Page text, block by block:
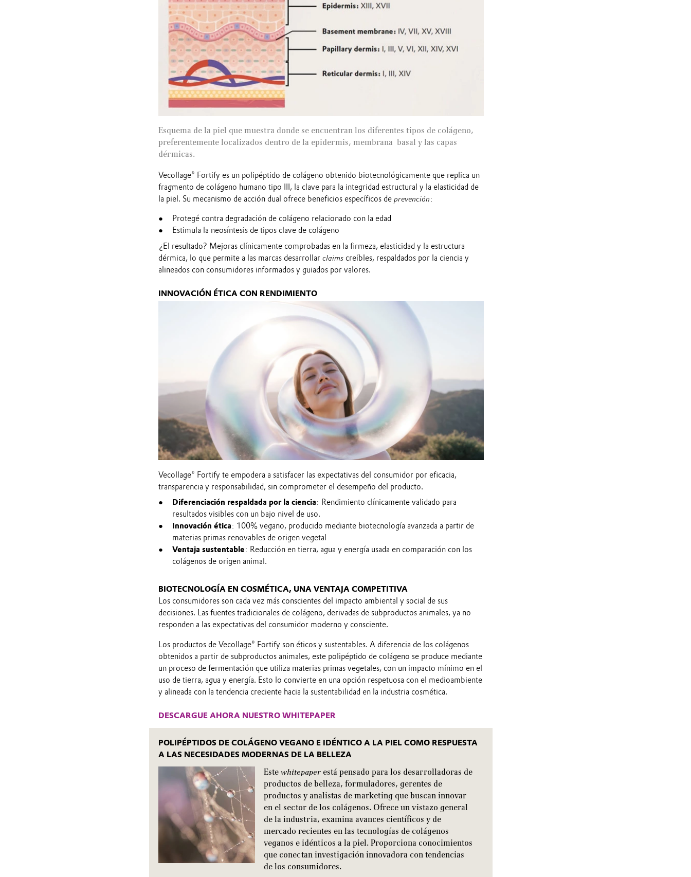
Esquema de la piel que muestra donde se encuentran los diferentes tipos de colágeno,
preferentemente localizados dentro de la epidermis, membrana basal y las capas
dérmicas.
Vecollage® Fortify es un polipéptido de colágeno obtenido biotecnológicamente que replica un
fragmento de colágeno humano tipo III, la clave para la integridad estructural y la elasticidad de
la piel. Su mecanismo de acción dual ofrece beneficios específicos de prevención:
Protegé contra degradación de colágeno relacionado con la edad
Estimula la neosíntesis de tipos clave de colágeno
¿El resultado? Mejoras clínicamente comprobadas en la firmeza, elasticidad y la estructura
dérmica, lo que permite a las marcas desarrollar claimscreíbles, respaldados por la ciencia y
alineados con consumidores informados y guiados por valores.
INNOVACIÓN ÉTICA CON RENDIMIENTO
Vecollage® Fortify te empodera a satisfacer las expectativas del consumidor por eficacia,
transparencia y responsabilidad, sin comprometer el desempeño del producto.
Diferenciación respaldada por la ciencia: Rendimiento clínicamente validado para
resultados visibles con un bajo nivel de uso.
Innovación ética: 100% vegano, producido mediante biotecnología avanzada a partir de
materias primas renovables de origen vegetal
Ventaja sustentable: Reducción en tierra, agua y energía usada en comparación con los
colágenos de origen animal.
BIOTECNOLOGÍA EN COSMÉTICA, UNA VENTAJA COMPETITIVA
Los consumidores son cada vez más conscientes del impacto ambiental y social de sus
decisiones. Las fuentes tradicionales de colágeno, derivadas de subproductos animales, ya no
responden a las expectativas del consumidor moderno y consciente.
Los productos de Vecollage® Fortify son éticos y sustentables. A diferencia de los colágenos
obtenidos a partir de subproductos animales, este polipéptido de colágeno se produce mediante
un proceso de fermentación que utiliza materias primas vegetales, con un impacto mínimo en el
uso de tierra, agua y energía. Esto lo convierte en una opción respetuosa con el medioambiente
y alineada con la tendencia creciente hacia la sustentabilidad en la industria cosmética.
DESCARGUE AHORA NUESTRO WHITEPAPER
POLIPÉPTIDOS DE COLÁGENO VEGANO E IDÉNTICO A LA PIEL COMO RESPUESTA
A LAS NECESIDADES MODERNAS DE LA BELLEZA
Estewhitepaper está pensado para los desarrolladoras de
productos de belleza, formuladores, gerentes de
productos y analistas de marketing que buscan innovar
en el sector de los colágenos. Ofrece un vistazo general
de la industria, examina avances científicos y de
mercado recientes en las tecnologías de colágenos
veganos e idénticos a la piel. Proporciona conocimientos
que conectan investigación innovadora con tendencias
de los consumidores.